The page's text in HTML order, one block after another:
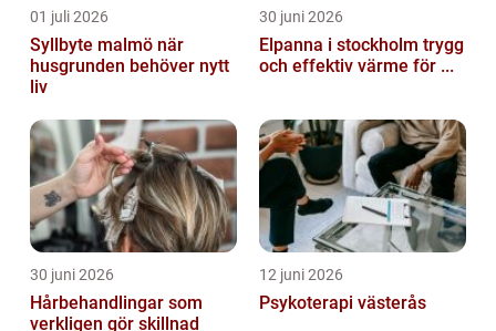
01 juli 2026
Syllbyte malmö när
husgrunden behöver nytt
liv
30 juni 2026
Elpanna i stockholm trygg
och effektiv värme för ...
30 juni 2026
Hårbehandlingar som
verkligen gör skillnad
12 juni 2026
Psykoterapi västerås